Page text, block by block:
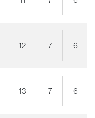
12 7 6
13 7 6